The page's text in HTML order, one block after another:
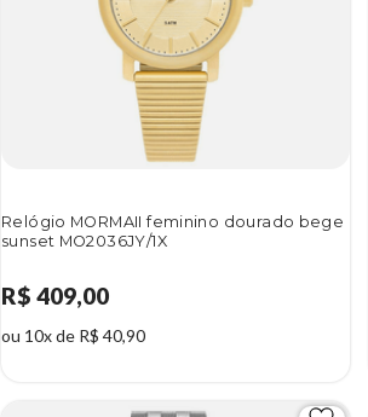
Relógio MORMAII feminino dourado bege
sunset MO2036JY/1X
R$ 409,00
ou 10x de R$ 40,90